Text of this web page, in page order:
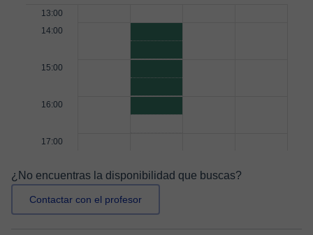
13:00
14:00
15:00
16:00
17:00
¿No encuentras la disponibilidad que buscas?
Contactar con el profesor